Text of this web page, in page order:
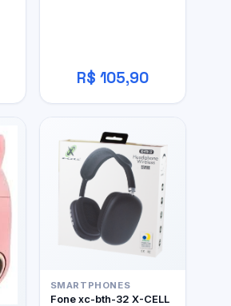
R$ 105,90
SMARTPHONES
Fone xc-bth-32 X-CELL